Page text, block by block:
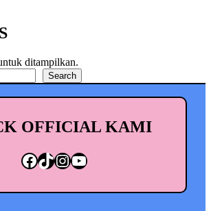
ditampilkan.
Search
OFFICIAL KAMI
Facebook TikTok InstagramYouTube